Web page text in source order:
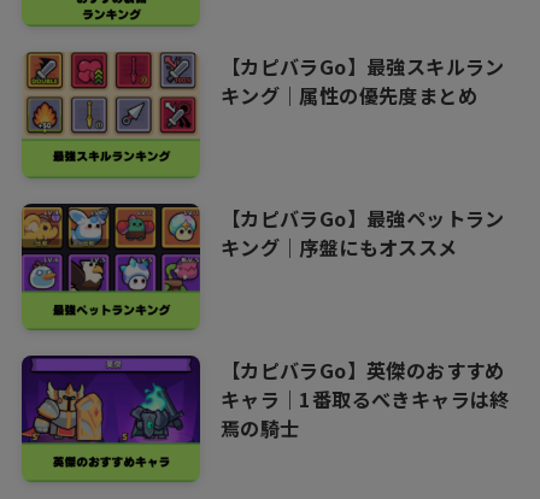
【カピバラGo】最強スキルラン
キング｜属性の優先度まとめ
【カピバラGo】最強ペットラン
キング｜序盤にもオススメ
【カピバラGo】英傑のおすすめ
キャラ｜1番取るべきキャラは終
焉の騎士